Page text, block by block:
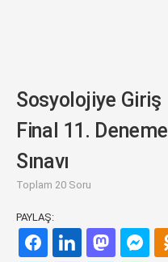
Sosyolojiye Giriş
Final 11. Deneme
Sınavı
Toplam 20 Soru
PAYLAŞ: